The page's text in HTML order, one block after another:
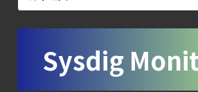
CWPP（Cloud
Protection
Platform）とは？
Sysdig